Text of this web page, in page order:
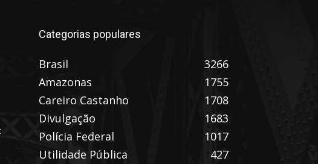
Categorias populares
Brasil
3266
Amazonas
1755
Careiro Castanho
1708
Divulgação
1683
Polícia Federal
1017
Utilidade Pública
427